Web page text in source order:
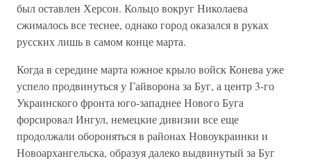
был оставлен Херсон. Кольцо вокруг Николаева
сжималось все теснее, однако город оказался в руках
русских лишь в самом конце марта.
Когда в середине марта южное крыло войск Конева уже
успело продвинуться у Гайворона за Буг, а центр 3-го
Украинского фронта юго-западнее Нового Буга
форсировал Ингул, немецкие дивизии все еще
продолжали обороняться в районах Новоукраинки и
Новоархангельска, образуя далеко выдвинутый за Буг